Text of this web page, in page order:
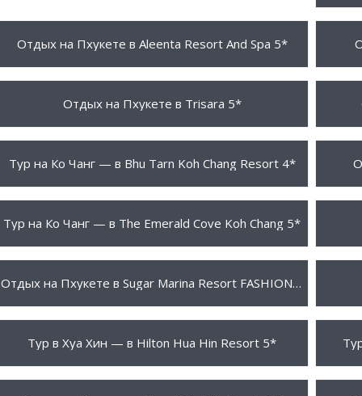
959 $ ПОДРОБНЕЕ
Отдых на Пхукете в Aleenta Resort And Spa 5*
ПОДРОБНЕЕ
Отдых на Пхукете в Trisara 5*
275 $ ПОДРОБНЕЕ
Тур на Ко Чанг — в Bhu Tarn Koh Chang Resort 4* 587
295 $ ПОДРОБНЕЕ
Тур на Ко Чанг — в The Emerald Cove Koh Chang 5*
617 $ ПОДРОБНЕЕ Отдых на Пхукете в Sugar Marina Resort FASHION Kata Beach 4*
580 $ ПОДРОБНЕЕ
Тур в Хуа Хин — в Hilton Hua Hin Resort 5* 563